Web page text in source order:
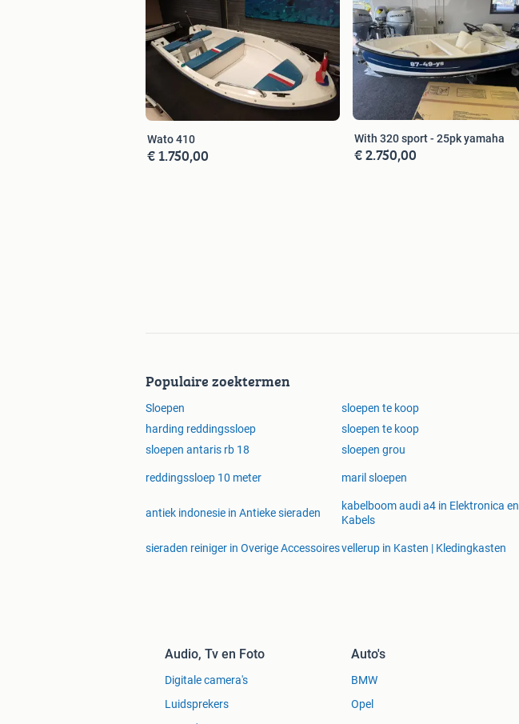
Wato 410
€ 1.750,00
With 320 sport - 25pk yamaha
€ 2.750,00
Populaire zoektermen
Sloepen sloepen te koop
harding reddingssloep
sloepen te koop
sloepen antaris rb 18
sloepen grou
reddingssloep 10 meter maril sloepen
antiek indonesie in Antieke sieraden
kabelboom audi a4 in Elektronica en
Kabels
sieraden reiniger in Overige Accessoiresvellerup in Kasten | Kledingkasten
Audio, Tv en Foto
Digitale camera's
Luidsprekers
Auto's
BMW
Opel